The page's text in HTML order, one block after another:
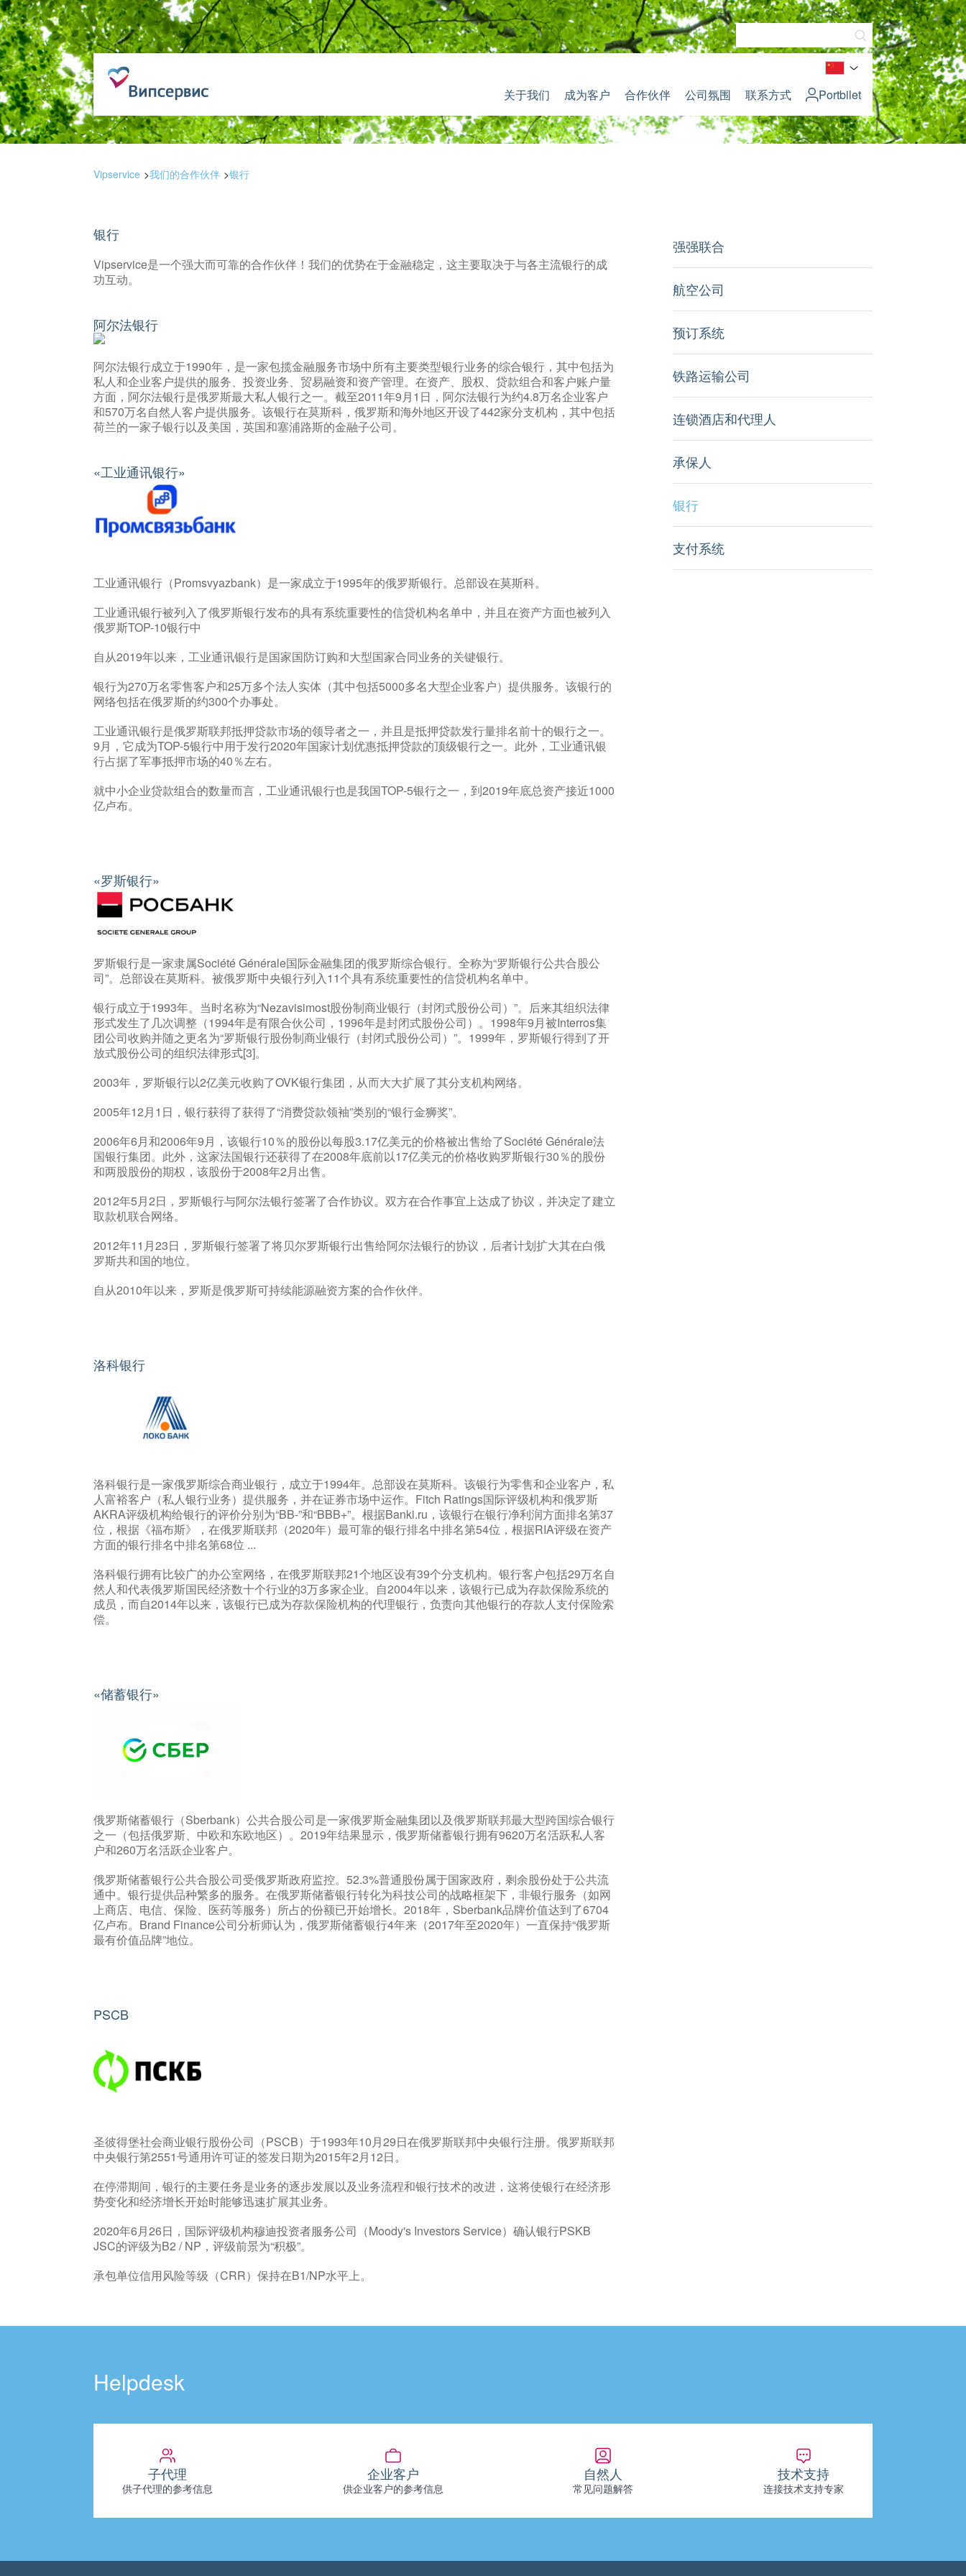
关于我们 成为客户 合作伙伴 公司氛围 联系方式 Portbilet
Vipservice 我们的合作伙伴 银行
银行
Vipservice是一个强大而可靠的合作伙伴！我们的优势在于金融稳定，这主要取决于与各主流银行的成
功互动。
阿尔法银行
阿尔法银行成立于1990年，是一家包揽金融服务市场中所有主要类型银行业务的综合银行，其中包括为
私人和企业客户提供的服务、投资业务、贸易融资和资产管理。在资产、股权、贷款组合和客户账户量
方面，阿尔法银行是俄罗斯最大私人银行之一。截至2011年9月1日，阿尔法银行为约4.8万名企业客户
和570万名自然人客户提供服务。该银行在莫斯科，俄罗斯和海外地区开设了442家分支机构，其中包括
荷兰的一家子银行以及美国，英国和塞浦路斯的金融子公司。
«工业通讯银行»
工业通讯银行（Promsvyazbank）是一家成立于1995年的俄罗斯银行。总部设在莫斯科。
工业通讯银行被列入了俄罗斯银行发布的具有系统重要性的信贷机构名单中，并且在资产方面也被列入
俄罗斯TOP-10银行中
自从2019年以来，工业通讯银行是国家国防订购和大型国家合同业务的关键银行。
银行为270万名零售客户和25万多个法人实体（其中包括5000多名大型企业客户）提供服务。该银行的
网络包括在俄罗斯的约300个办事处。
工业通讯银行是俄罗斯联邦抵押贷款市场的领导者之一，并且是抵押贷款发行量排名前十的银行之一。
9月，它成为TOP-5银行中用于发行2020年国家计划优惠抵押贷款的顶级银行之一。此外，工业通讯银
行占据了军事抵押市场的40％左右。
就中小企业贷款组合的数量而言，工业通讯银行也是我国TOP-5银行之一，到2019年底总资产接近1000
亿卢布。
«罗斯银行»
罗斯银行是一家隶属Société Générale国际金融集团的俄罗斯综合银行。全称为“罗斯银行公共合股公
司”。总部设在莫斯科。被俄罗斯中央银行列入11个具有系统重要性的信贷机构名单中。
银行成立于1993年。当时名称为“Nezavisimost股份制商业银行（封闭式股份公司）”。后来其组织法律
形式发生了几次调整（1994年是有限合伙公司，1996年是封闭式股份公司）。1998年9月被Interros集
团公司收购并随之更名为“罗斯银行股份制商业银行（封闭式股份公司）”。1999年，罗斯银行得到了开
放式股份公司的组织法律形式[3]。
2003年，罗斯银行以2亿美元收购了OVK银行集团，从而大大扩展了其分支机构网络。
2005年12月1日，银行获得了获得了“消费贷款领袖”类别的“银行金狮奖”。
2006年6月和2006年9月，该银行10％的股份以每股3.17亿美元的价格被出售给了Société Générale法
国银行集团。此外，这家法国银行还获得了在2008年底前以17亿美元的价格收购罗斯银行30％的股份
和两股股份的期权，该股份于2008年2月出售。
2012年5月2日，罗斯银行与阿尔法银行签署了合作协议。双方在合作事宜上达成了协议，并决定了建立
取款机联合网络。
2012年11月23日，罗斯银行签署了将贝尔罗斯银行出售给阿尔法银行的协议，后者计划扩大其在白俄
罗斯共和国的地位。
自从2010年以来，罗斯是俄罗斯可持续能源融资方案的合作伙伴。
洛科银行
洛科银行是一家俄罗斯综合商业银行，成立于1994年。总部设在莫斯科。该银行为零售和企业客户，私
人富裕客户（私人银行业务）提供服务，并在证券市场中运作。Fitch Ratings国际评级机构和俄罗斯
AKRA评级机构给银行的评价分别为“BB-”和“BBB+”。根据Banki.ru，该银行在银行净利润方面排名第37
位，根据《福布斯》，在俄罗斯联邦（2020年）最可靠的银行排名中排名第54位，根据RIA评级在资产
方面的银行排名中排名第68位 ...
洛科银行拥有比较广的办公室网络，在俄罗斯联邦21个地区设有39个分支机构。银行客户包括29万名自
然人和代表俄罗斯国民经济数十个行业的3万多家企业。自2004年以来，该银行已成为存款保险系统的
成员，而自2014年以来，该银行已成为存款保险机构的代理银行，负责向其他银行的存款人支付保险索
偿。
«储蓄银行»
俄罗斯储蓄银行（Sberbank）公共合股公司是一家俄罗斯金融集团以及俄罗斯联邦最大型跨国综合银行
之一（包括俄罗斯、中欧和东欧地区）。2019年结果显示，俄罗斯储蓄银行拥有9620万名活跃私人客
户和260万名活跃企业客户。
俄罗斯储蓄银行公共合股公司受俄罗斯政府监控。52.3%普通股份属于国家政府，剩余股份处于公共流
通中。银行提供品种繁多的服务。在俄罗斯储蓄银行转化为科技公司的战略框架下，非银行服务（如网
上商店、电信、保险、医药等服务）所占的份额已开始增长。2018年，Sberbank品牌价值达到了6704
亿卢布。Brand Finance公司分析师认为，俄罗斯储蓄银行4年来（2017年至2020年）一直保持“俄罗斯
最有价值品牌”地位。
PSCB
圣彼得堡社会商业银行股份公司（PSCB）于1993年10月29日在俄罗斯联邦中央银行注册。俄罗斯联邦
中央银行第2551号通用许可证的签发日期为2015年2月12日。
在停滞期间，银行的主要任务是业务的逐步发展以及业务流程和银行技术的改进，这将使银行在经济形
势变化和经济增长开始时能够迅速扩展其业务。
2020年6月26日，国际评级机构穆迪投资者服务公司（Moody's Investors Service）确认银行PSKB
JSC的评级为B2 / NP，评级前景为“积极”。
承包单位信用风险等级（CRR）保持在B1/NP水平上。
强强联合
航空公司
预订系统
铁路运输公司
连锁酒店和代理人
承保人
银行
支付系统
Helpdesk
子代理
供子代理的参考信息
企业客户
供企业客户的参考信息
自然人
常见问题解答
技术支持
连接技术支持专家